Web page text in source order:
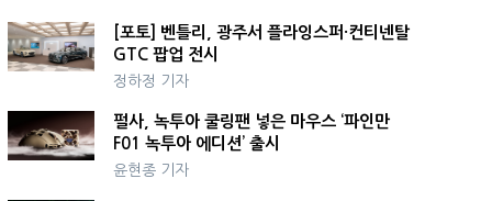
[포토] 벤틀리, 광주서 플라잉스퍼·컨티넨탈
GTC 팝업 전시
정하정 기자
펄사, 녹투아 쿨링팬 넣은 마우스 ‘파인만
F01 녹투아 에디션’ 출시
윤현종 기자